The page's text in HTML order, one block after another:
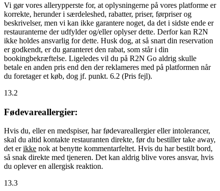
Vi gør vores allerypperste for, at oplysningerne på vores platforme er
korrekte, herunder i særdeleshed, rabatter, priser, førpriser og
beskrivelser, men vi kan ikke garantere noget, da det i sidste ende er
restauranterne der udfylder og/eller oplyser dette. Derfor kan R2N
ikke holdes ansvarlig for dette. Husk dog, at så snart din reservation
er godkendt, er du garanteret den rabat, som står i din
bookingbekræftelse. Ligeledes vil du på R2N Go aldrig skulle
betale en anden pris end den der reklameres med på platformen når
du foretager et køb, dog jf. punkt. 6.2 (Pris fejl).
13.2
Fødevareallergier:
Hvis du, eller en medspiser, har fødevareallergier eller intolerancer,
skal du altid kontakte restauranten direkte, før du bestiller take away,
det erikke nok at benytte kommentarfeltet. Hvis du har bestilt bord,
så snak direkte med tjeneren. Det kan aldrig blive vores ansvar, hvis
du oplever en allergisk reaktion.
13.3